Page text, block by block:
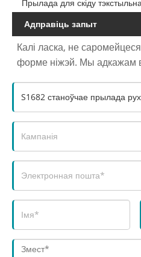
Прылада для скіду
Адправіць запыт
Калі ласка, не
форме ніжэй. Мы адкажам